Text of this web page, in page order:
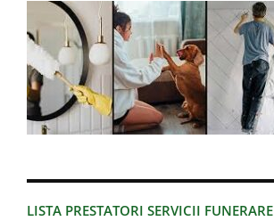
LISTA PRESTATORI SERVICII FUNERARE